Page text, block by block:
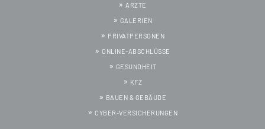
ÄRZTE
GALERIEN
PRIVATPERSONEN
ONLINE-ABSCHLÜSSE
GESUNDHEIT
KFZ
BAUEN & GEBÄUDE
CYBER-VERSICHERUNGEN